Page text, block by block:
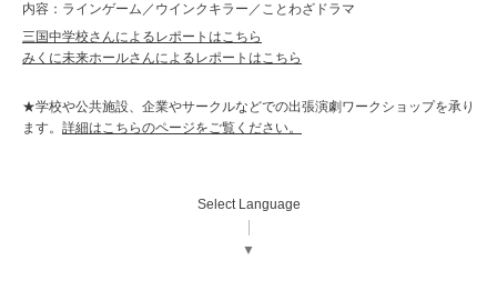
内容：ラインゲーム／ウインクキラー／ことわざドラマ
三国中学校さんによるレポートはこちら
みくに未来ホールさんによるレポートはこちら
★学校や公共施設、企業やサークルなどでの出張演劇ワークショップを承り
ます。 詳細はこちらのページをご覧ください。
Select Language
▼